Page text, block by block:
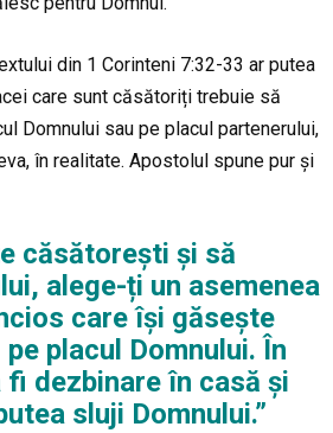
din 1 Corinteni 7:32-33 ar putea
care sunt căsătoriți trebuie să
Domnului sau pe placul partenerului,
în realitate. Apostolul spune pur și
căsătorești și să
alege-ți un asemenea
care își găsește
placul Domnului. În
dezbinare în casă și
sluji Domnului.”